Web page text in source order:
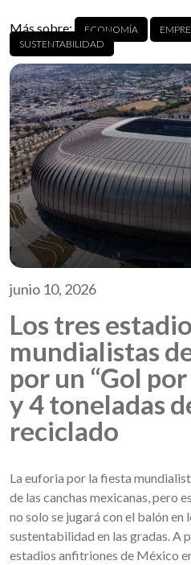
Más sobre: ECONOMÍA
SUSTENTABILIDAD
junio 10, 2026
Los tres
mundialistas
por un “Gol
y 4 toneladas
reciclado
La euforia por la fiesta
de las canchas mexicanas, pero
no solo se jugará con el balón en
sustentabilidad en las gradas. A
estadios anfitriones de México